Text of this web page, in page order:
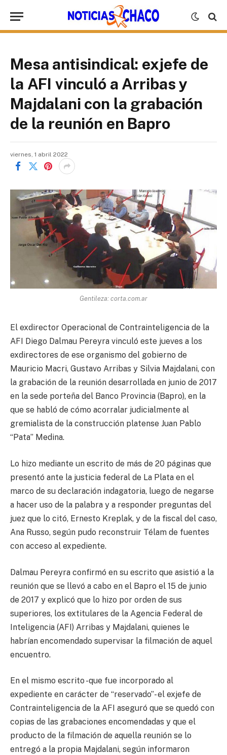
Mesa antisindical: exjefe de
la AFI vinculó a Arribas y
Majdalani con la grabación
de la reunión en Bapro
viernes, 1 abril 2022
Gentileza: corta.com.ar
El exdirector Operacional de Contrainteligencia de la
AFI Diego Dalmau Pereyra vinculó este jueves a los
exdirectores de ese organismo del gobierno de
Mauricio Macri, Gustavo Arribas y Silvia Majdalani, con
la grabación de la reunión desarrollada en junio de 2017
en la sede porteña del Banco Provincia (Bapro), en la
que se habló de cómo acorralar judicialmente al
gremialista de la construcción platense Juan Pablo
“Pata” Medina.
Lo hizo mediante un escrito de más de 20 páginas que
presentó ante la justicia federal de La Plata en el
marco de su declaración indagatoria, luego de negarse
a hacer uso de la palabra y a responder preguntas del
juez que lo citó, Ernesto Kreplak, y de la fiscal del caso,
Ana Russo, según pudo reconstruir Télam de fuentes
con acceso al expediente.
Dalmau Pereyra confirmó en su escrito que asistió a la
reunión que se llevó a cabo en el Bapro el 15 de junio
de 2017 y explicó que lo hizo por orden de sus
superiores, los extitulares de la Agencia Federal de
Inteligencia (AFI) Arribas y Majdalani, quienes le
habrían encomendado supervisar la filmación de aquel
encuentro.
En el mismo escrito -que fue incorporado al
expediente en carácter de “reservado”- el exjefe de
Contrainteligencia de la AFI aseguró que se quedó con
copias de las grabaciones encomendadas y que el
producto de la filmación de aquella reunión se lo
entregó a la propia Majdalani, según informaron